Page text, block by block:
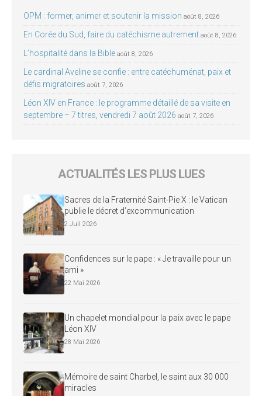
OPM : former, animer et soutenir la mission août 8, 2026
En Corée du Sud, faire du catéchisme autrement août 8, 2026
L’hospitalité dans la Bible août 8, 2026
Le cardinal Aveline se confie : entre catéchuménat, paix et
défis migratoires août 7, 2026
Léon XIV en France : le programme détaillé de sa visite en
septembre – 7 titres, vendredi 7 août 2026 août 7, 2026
ACTUALITÉS LES PLUS LUES
Sacres de la Fraternité Saint-Pie X : le Vatican
publie le décret d’excommunication
2 Juil 2026
Confidences sur le pape : « Je travaille pour un
ami »
22 Mai 2026
Un chapelet mondial pour la paix avec le pape
Léon XIV
28 Mai 2026
Mémoire de saint Charbel, le saint aux 30 000
miracles